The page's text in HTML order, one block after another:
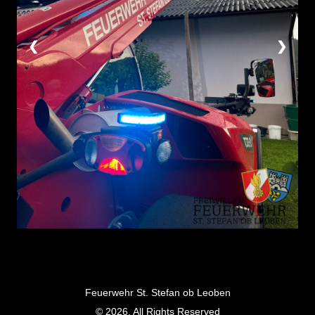
❮ ❯
Feuerwehr St. Stefan ob Leoben
© 2026, All Rights Reserved